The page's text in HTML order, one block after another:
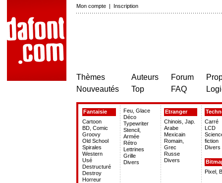
Mon compte | Inscription
Thèmes
Nouveautés
Auteurs
Top
Forum
FAQ
Fantaisie
Cartoon
BD, Comic
Groovy
Old School
Spirales
Western
Usé
Destructuré
Destroy
Horreur
Feu, Glace
Déco
Typewriter
Stencil,
Armée
Rétro
Lettrines
Grille
Divers
Etranger
Chinois, Jap.
Arabe
Mexicain
Romain,
Grec
Russe
Divers
Carré
LCD
fiction
Divers
Pixel,